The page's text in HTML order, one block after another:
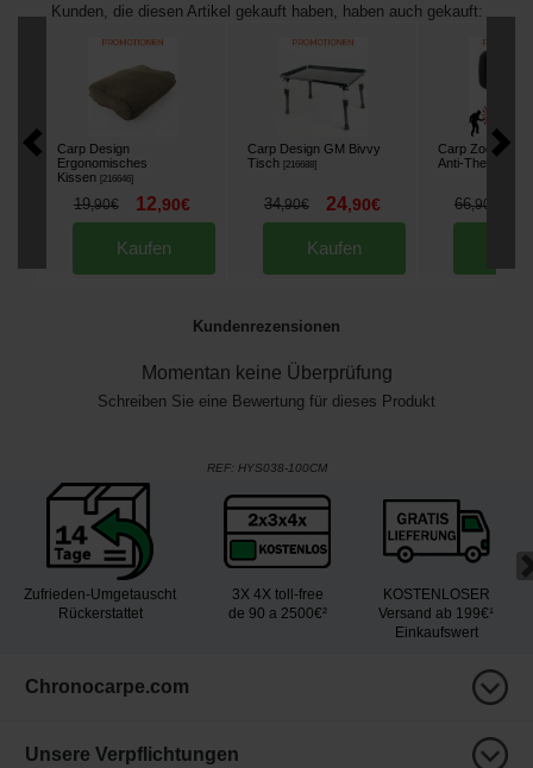
Kunden, die diesen Artikel gekauft haben, haben auch gekauft:
Carp Design
Ergonomisches
Kissen [216646]
19,90€ 12,90€
Kaufen
Carp Design GM Bivvy
Tisch [216688]
34,90€ 24,90€
Kaufen
Carp Zoom
Anti-Theft Alarm
66,90
Kundenrezensionen
Momentan keine Überprüfung
Schreiben Sie eine Bewertung für dieses Produkt
REF: HYS038-100CM
Zufrieden-Umgetauscht
Rückerstattet
3X 4X toll-free
de 90 a 2500€²
KOSTENLOSER
Versand ab 199€¹
Einkaufswert
Chronocarpe.com
Unsere Verpflichtungen